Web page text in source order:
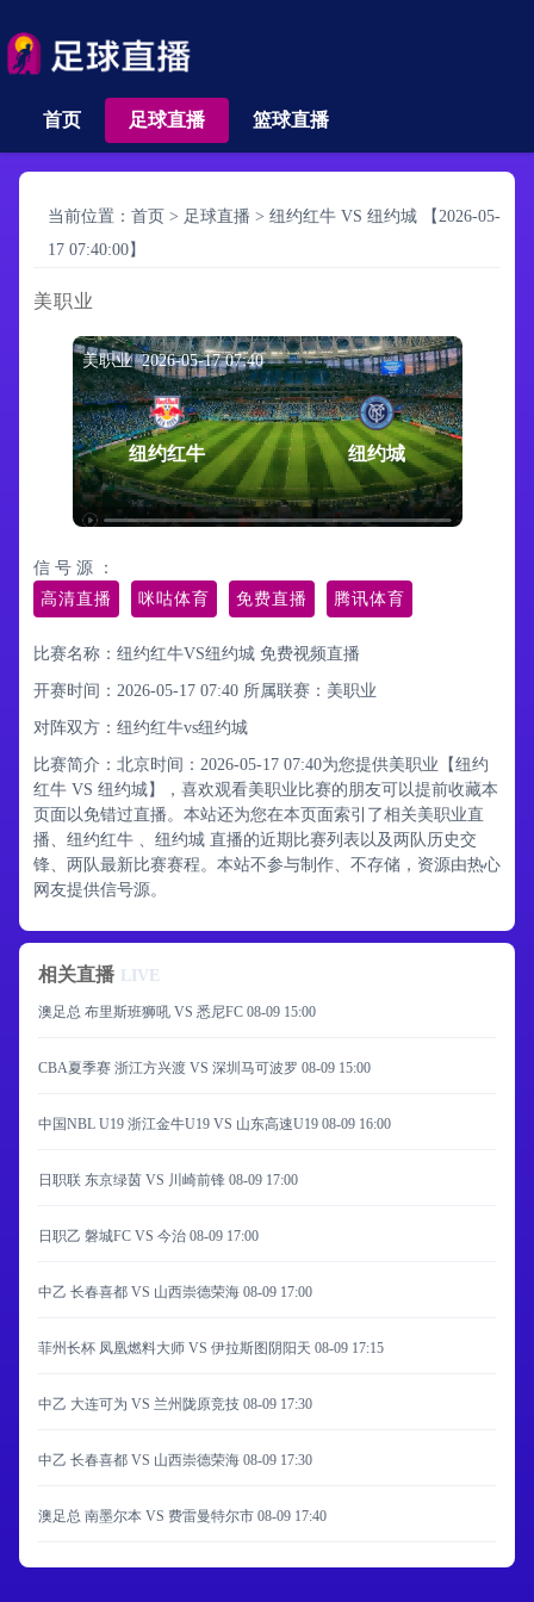
首页 足球直播 篮球直播
当前位置： 首页 > 足球直播 > 纽约红牛 VS 纽约城 【2026-05-
17 07:40:00】
美职业
美职业 2026-05-17 07:40
纽约红牛 纽约城
信 号 源 ：
高清直播
咪咕体育 免费直播 腾讯体育
比赛名称：纽约红牛VS纽约城 免费视频直播
开赛时间：2026-05-17 07:40 所属联赛： 美职业
对阵双方：纽约红牛vs纽约城
比赛简介：北京时间：2026-05-17 07:40为您提供美职业【纽约
红牛 VS 纽约城】，喜欢观看美职业比赛的朋友可以提前收藏本
页面以免错过直播。本站还为您在本页面索引了相关美职业直
播、纽约红牛 、纽约城 直播的近期比赛列表以及两队历史交
锋、两队最新比赛赛程。本站不参与制作、不存储，资源由热心
网友提供信号源。
相关直播 LIVE
澳足总 布里斯班狮吼 VS 悉尼FC 08-09 15:00
CBA夏季赛 浙江方兴渡 VS 深圳马可波罗 08-09 15:00
中国NBL U19 浙江金牛U19 VS 山东高速U19 08-09 16:00
日职联 东京绿茵 VS 川崎前锋 08-09 17:00
日职乙 磐城FC VS 今治 08-09 17:00
中乙 长春喜都 VS 山西崇德荣海 08-09 17:00
菲州长杯 凤凰燃料大师 VS 伊拉斯图阴阳天 08-09 17:15
中乙 大连可为 VS 兰州陇原竞技 08-09 17:30
中乙 长春喜都 VS 山西崇德荣海 08-09 17:30
澳足总 南墨尔本 VS 费雷曼特尔市 08-09 17:40